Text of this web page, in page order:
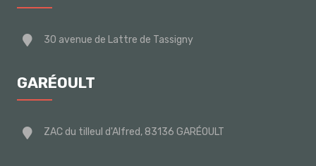
30 avenue de Lattre de Tassigny
GARÉOULT
ZAC du tilleul d'Alfred, 83136 GARÉOULT